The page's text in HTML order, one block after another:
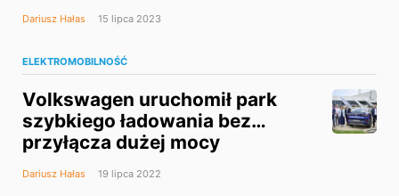
Dariusz Hałas 15 lipca 2023
ELEKTROMOBILNOŚĆ
Volkswagen uruchomił park
szybkiego ładowania bez…
przyłącza dużej mocy
Dariusz Hałas 19 lipca 2022